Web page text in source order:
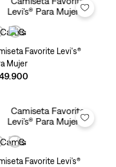
Favorite Levi's®
Mujer
.900
Favorite Levi’s®